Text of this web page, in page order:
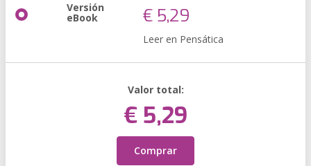
Versión
eBook € 5,29
Leer en Pensática
Valor total:
€ 5,29
Comprar